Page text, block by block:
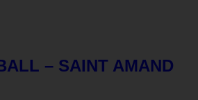
– SAINT AMAND